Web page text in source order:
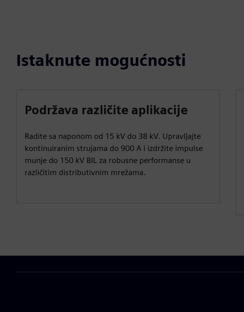
Istaknute mogućnosti
Podržava različite aplikacije
Radite sa naponom od 15 kV do 38 kV. Upravljajte
kontinuiranim strujama do 900 A i izdržite impulse
munje do 150 kV BIL za robusne performanse u
različitim distributivnim mrežama.